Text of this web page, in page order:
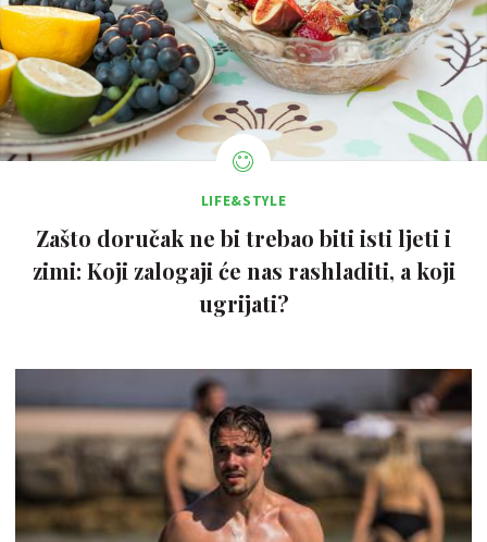
LIFE&STYLE
Zašto doručak ne bi trebao biti isti ljeti i
zimi: Koji zalogaji će nas rashladiti, a koji
ugrijati?